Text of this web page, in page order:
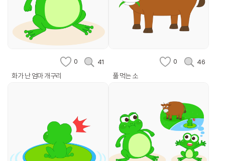
0 41
화가 난 엄마 개구리
0 46
풀 먹는 소